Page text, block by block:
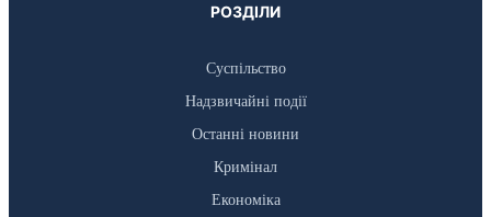
РОЗДІЛИ
Суспільство
Надзвичайні події
Останні новини
Кримінал
Економіка